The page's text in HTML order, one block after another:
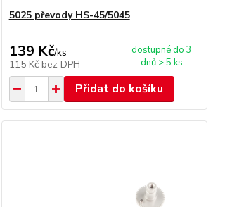
5025 převody HS-45/5045
139 Kč/ks
115 Kč bez DPH
dostupné do 3
dnů > 5 ks
Přidat do košíku